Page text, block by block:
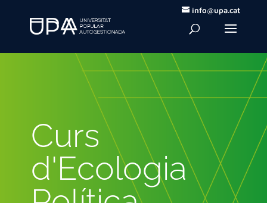
info@upa.cat
Curs
d'Ecologia